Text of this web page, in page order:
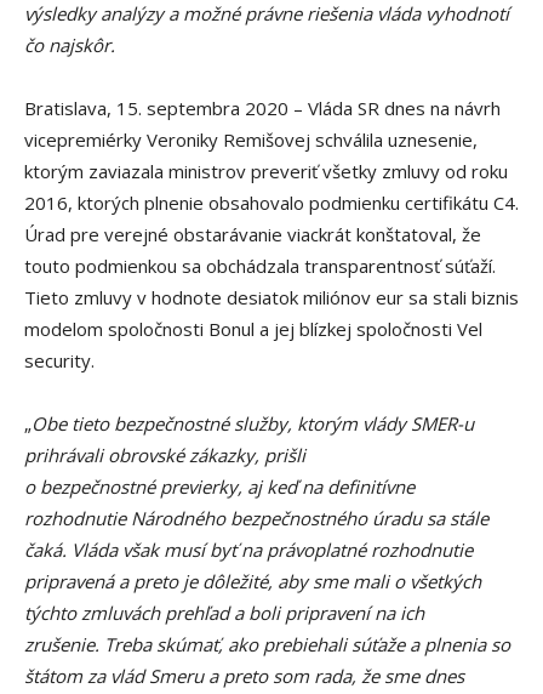
výsledky analýzy a možné právne riešenia vláda vyhodnotí
čo najskôr.
Bratislava, 15. septembra 2020 – Vláda SR dnes na návrh
vicepremiérky Veroniky Remišovej schválila uznesenie,
ktorým zaviazala ministrov preveriť všetky zmluvy od roku
2016, ktorých plnenie obsahovalo podmienku certifikátu C4.
Úrad pre verejné obstarávanie viackrát konštatoval, že
touto podmienkou sa obchádzala transparentnosť súťaží.
Tieto zmluvy v hodnote desiatok miliónov eur sa stali biznis
modelom spoločnosti Bonul a jej blízkej spoločnosti Vel
security.
„Obe tieto bezpečnostné služby, ktorým vlády SMER-u
prihrávali obrovské zákazky, prišli
o bezpečnostné previerky, aj keď na definitívne
rozhodnutie Národného bezpečnostného úradu sa stále
čaká. Vláda však musí byť na právoplatné rozhodnutie
pripravená a preto je dôležité, aby sme mali o všetkých
týchto zmluvách prehľad a boli pripravení na ich
zrušenie. Treba skúmať, ako prebiehali súťaže a plnenia so
štátom za vlád Smeru a preto som rada, že sme dnes